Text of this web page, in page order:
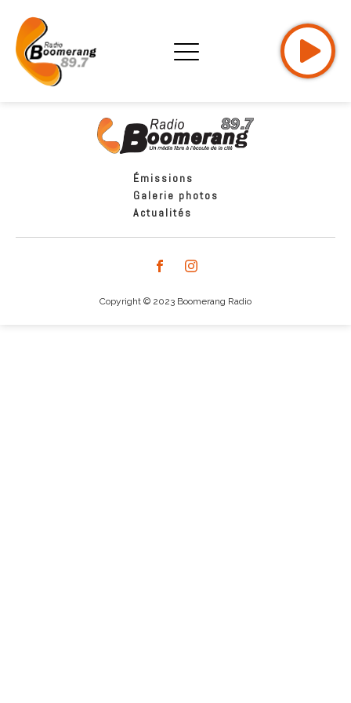
Émissions
Galerie photos
Actualités
Copyright © 2023 Boomerang Radio